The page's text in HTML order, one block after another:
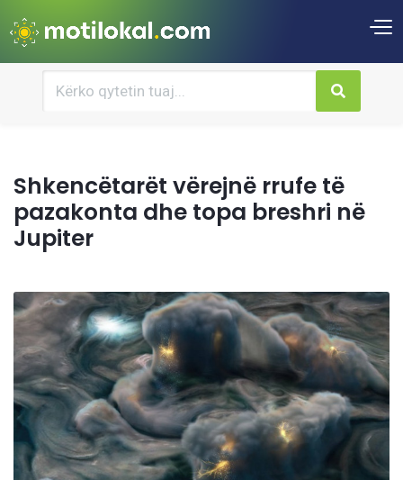
Shkencëtarët vërejnë rrufe të
pazakonta dhe topa breshri në
Jupiter